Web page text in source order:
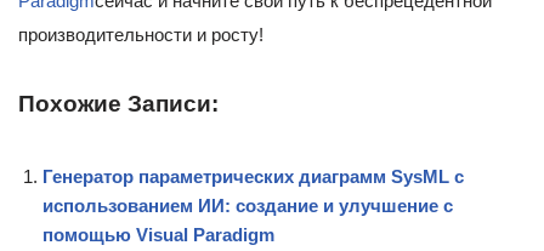
производительности и росту!
Похожие Записи:
Генератор параметрических диаграмм SysML с
использованием ИИ: создание и улучшение с
помощью Visual Paradigm